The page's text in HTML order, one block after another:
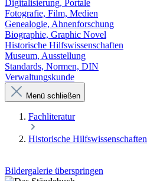
Digitalisierung, Portale
Fotografie, Film, Medien
Genealogie, Ahnenforschung
Biographie, Graphic Novel
Historische Hilfswissenschaften
Museum, Ausstellung
Standards, Normen, DIN
Verwaltungskunde
Menü schließen
Fachliteratur
Historische Hilfswissenschaften
Bildergalerie überspringen